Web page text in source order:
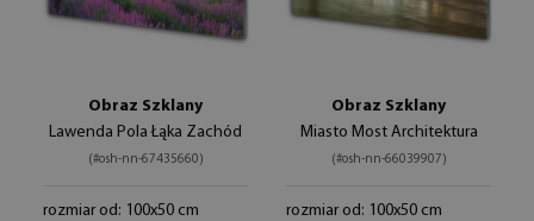
Obraz Szklany
Lawenda Pola Łąka Zachód
(#osh-nn-67435660)
rozmiar od: 100x50 cm
Obraz Szklany
Miasto Most Architektura
(#osh-nn-66039907)
rozmiar od: 100x50 cm